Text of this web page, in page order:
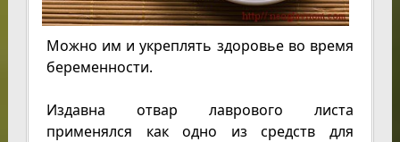
Можно им и укреплять здоровье во время
беременности.
Издавна отвар лаврового листа
применялся как одно из средств для